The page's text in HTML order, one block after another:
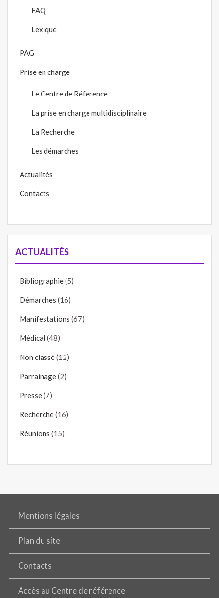
FAQ
Lexique
PAG
Prise en charge
Le Centre de Référence
La prise en charge multidisciplinaire
La Recherche
Les démarches
Actualités
Contacts
ACTUALITÉS
Bibliographie(5)
Démarches (16)
Manifestations (67)
Médical (48)
Non classé(12)
Parrainage(2)
Presse(7)
Recherche(16)
Réunions (15)
Mentions légales
Plan du site
Contacts
Accès au Centre de référence